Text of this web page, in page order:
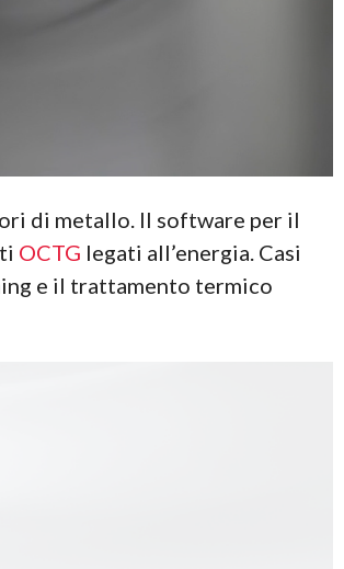
di metallo. Il software per il
OCTG legati all’energia. Casi
e il trattamento termico